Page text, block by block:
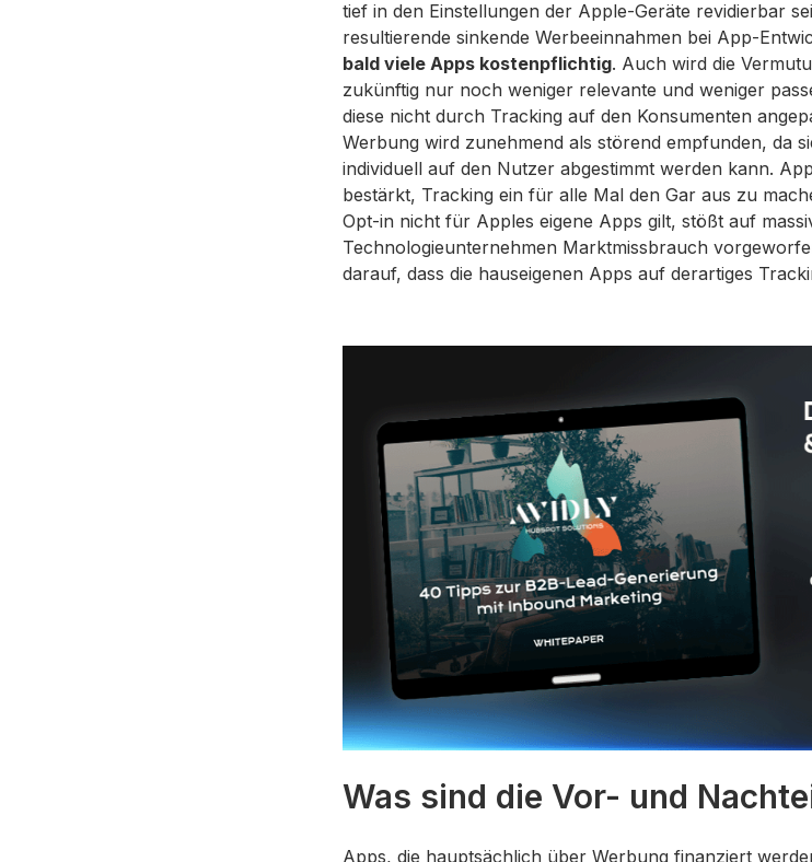
tief in den Einstellungen der Apple-Geräte revidierbar
resultierende sinkende Werbeeinnahmen bei App-
bald viele Apps kostenpflichtig. Auch wird die
zukünftig nur noch weniger relevante und weniger
diese nicht durch Tracking auf den Konsumenten
Werbung wird zunehmend als störend empfunden, da
individuell auf den Nutzer abgestimmt werden kann.
bestärkt, Tracking ein für alle Mal den Gar aus zu
Opt-in nicht für Apples eigene Apps gilt, stößt auf
Technologieunternehmen Marktmissbrauch
darauf, dass die hauseigenen Apps auf derartiges
Was sind die Vor- und
Apps, die hauptsächlich über Werbung finanziert